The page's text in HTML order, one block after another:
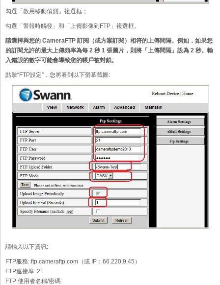
勾選「啟用移動偵測」複選框；
勾選「警報時觸發」和「上傳影像到FTP」複選框。
請選擇與您的 CameraFTP 訂閱（或方案訂閱）相符的上傳間隔。例如，如果您
的訂閱允許的最大上傳頻率為每 2 秒 1 張圖片，則將「上傳間隔」設為 2 秒。輸
入錯誤的數字可能會導致您的帳戶被封鎖。
點擊“FTP設定”，您將看到以下螢幕截圖:
請輸入以下資訊:
FTP服務: ftp.cameraftp.com（或 IP：66.220.9.45）
FTP連接埠: 21
FTP 使用者名稱/密碼: